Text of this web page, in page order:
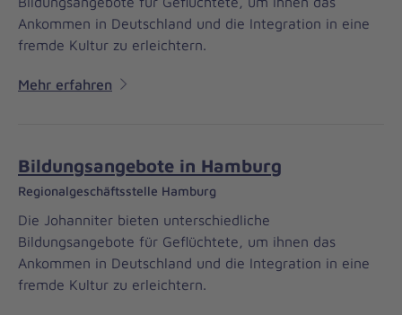
Ankommen in Deutschland und die Integration in eine
fremde Kultur zu erleichtern.
Mehr erfahren
Bildungsangebote in Hamburg
Regionalgeschäftsstelle Hamburg
Die Johanniter bieten unterschiedliche
Bildungsangebote für Geflüchtete, um ihnen das
Ankommen in Deutschland und die Integration in eine
fremde Kultur zu erleichtern.